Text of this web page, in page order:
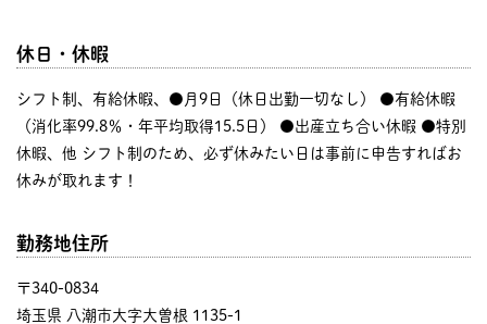
休日・休暇
シフト制、有給休暇、●月9日（休日出勤一切なし） ●有給休暇
（消化率99.8％・年平均取得15.5日） ●出産立ち合い休暇 ●特別
休暇、他 シフト制のため、必ず休みたい日は事前に申告すればお
休みが取れます！
勤務地住所
〒340-0834
埼玉県 八潮市大字大曽根 1135-1